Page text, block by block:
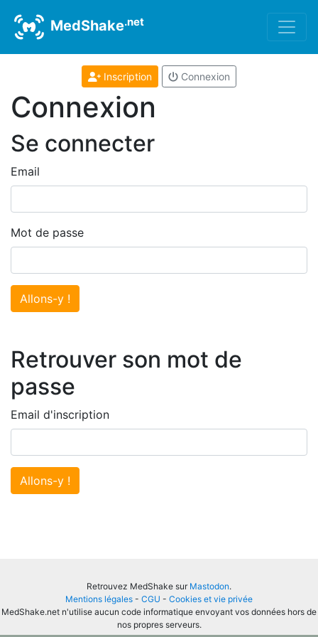
MedShake.net
Inscription Connexion
Connexion
Se connecter
Email
Mot de passe
Allons-y !
Retrouver son mot de
passe
Email d'inscription
Allons-y !
Retrouvez MedShake sur Mastodon.
Mentions légales - CGU - Cookies et vie privée
MedShake.net n'utilise aucun code informatique envoyant vos données hors de
nos propres serveurs.